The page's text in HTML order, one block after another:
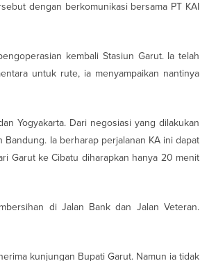
dengan berkomunikasi bersama PT KAI
kembali Stasiun Garut. Ia telah
untuk rute, ia menyampaikan nantinya
Yogyakarta. Dari negosiasi yang dilakukan
Ia berharap perjalanan KA ini dapat
Garut ke Cibatu diharapkan hanya 20 menit
di Jalan Bank dan Jalan Veteran.
kunjungan Bupati Garut. Namun ia tidak